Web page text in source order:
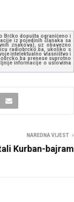
Brčko dopušta ograničeno i
iz pojedinih članaka sa
znakova), uz obavezno
radiobrcko.ba, ukoliko s
intelektualno vlasništvo i
prenese suprotno
informacije o uslovima
NAREDNA VIJEST
Kurban-bajram